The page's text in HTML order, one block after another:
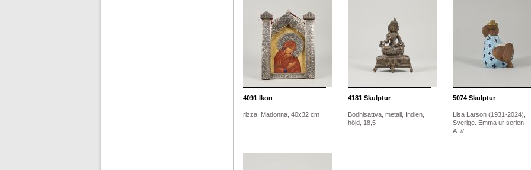
4091Ikon
rizza, Madonna, 40x32 cm
4181Skulptur
Bodhisattva, metall, Indien,
höjd, 18,5
5074Skulptur
Lisa Larson (1931-2024),
Sverige. Emma ur serien
A..//